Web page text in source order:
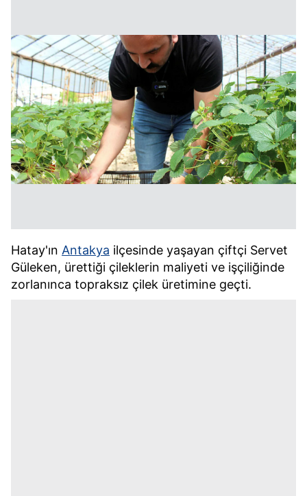
Hatay'ın Antakya ilçesinde yaşayan çiftçi Servet
Güleken, ürettiği çileklerin maliyeti ve işçiliğinde
zorlanınca topraksız çilek üretimine geçti.